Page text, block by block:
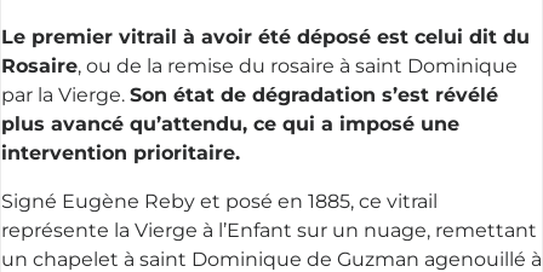
Le premier vitrail à avoir été déposé est celui dit du
Rosaire, ou de la remise du rosaire à saint Dominique
par la Vierge. Son état de dégradation s’est révélé
plus avancé qu’attendu, ce qui a imposé une
intervention prioritaire.
Signé Eugène Reby et posé en 1885, ce vitrail
représente la Vierge à l’Enfant sur un nuage, remettant
un chapelet à saint Dominique de Guzman agenouillé à